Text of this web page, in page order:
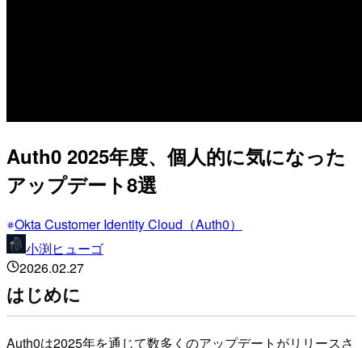
Auth0 2025年度、個人的に気になった
アップデート8選
Okta Customer Identity Cloud（Auth0）
小渕ヒューゴ
2026.02.27
はじめに
Auth0は2025年を通じて数多くのアップデートがリリースさ